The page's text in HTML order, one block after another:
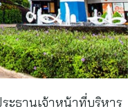
ะธานเจ้าหน้าที่บริหาร